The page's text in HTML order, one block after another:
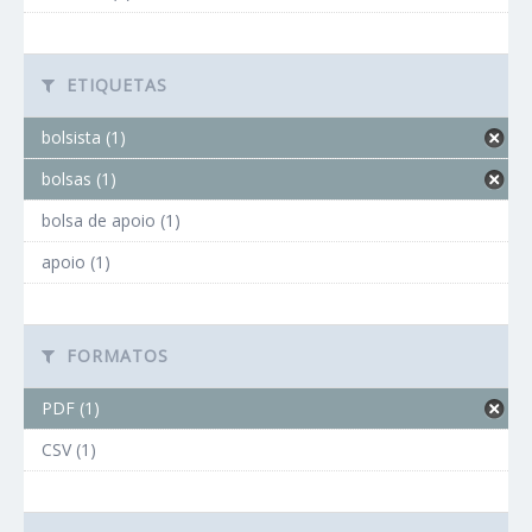
ETIQUETAS
bolsista (1)
bolsas (1)
bolsa de apoio (1)
apoio (1)
FORMATOS
PDF (1)
CSV (1)